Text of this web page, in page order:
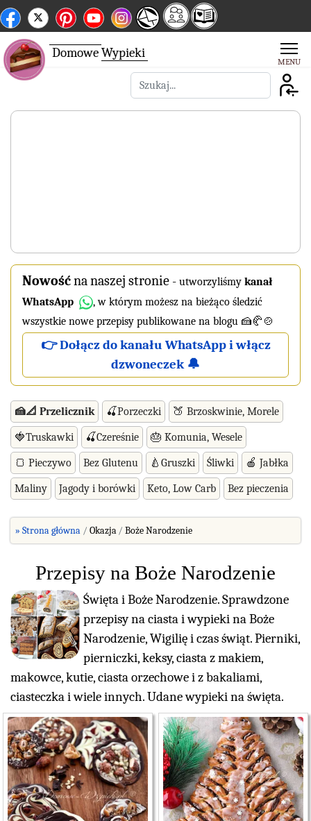
DomoweWypieki
Szukaj
Nowośćna naszej stronie - utworzyliśmy kanał
WhatsApp
, w którym możesz na bieżąco śledzić
wszystkie nowe przepisy publikowane na blogu 🍰🥐🍲
👉 Dołącz do kanału WhatsApp i włącz
dzwoneczek 🔔
🍰📐 Przelicznik 🍒Porzeczki 🍑 Brzoskwinie, Morele
🍓Truskawki 🍒Czereśnie 🎂 Komunia, Wesele
🍞 Pieczywo Bez Glutenu 🍐Gruszki Śliwki 🍎 Jabłka
Maliny Jagody i borówki Keto, Low Carb Bez pieczenia
» Strona główna Okazja Boże Narodzenie
Przepisy na Boże Narodzenie
Święta i Boże Narodzenie. Sprawdzone
przepisy na ciasta i wypieki na Boże
Narodzenie, Wigilię i czas świąt. Pierniki,
pierniczki, keksy, ciasta z makiem,
makowce, kutie, ciasta orzechowe i z bakaliami,
ciasteczka i wiele innych. Udane wypieki na święta.